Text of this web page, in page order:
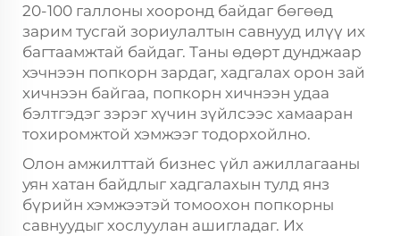
20-100 галлоны хооронд байдаг бөгөөд
зарим тусгай зориулалтын савнууд илүү их
багтаамжтай байдаг. Таны өдөрт дунджаар
хэчнээн попкорн зардаг, хадгалах орон зай
хичнээн байгаа, попкорн хичнээн удаа
бэлтгэдэг зэрэг хүчин зүйлсээс хамааран
тохиромжтой хэмжээг тодорхойлно.
Олон амжилттай бизнес үйл ажиллагааны
уян хатан байдлыг хадгалахын тулд янз
бүрийн хэмжээтэй томоохон попкорны
савнуудыг хослуулан ашигладаг. Их